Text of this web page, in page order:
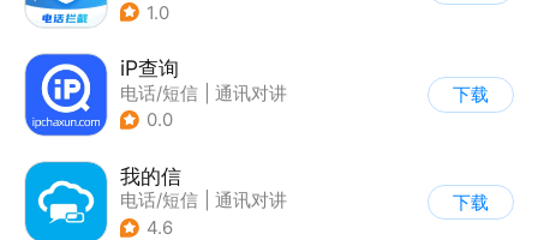
1.0
iP查询
电话/短信
通讯对讲
0.0
下载
我的信
电话/短信
通讯对讲
4.6
下载